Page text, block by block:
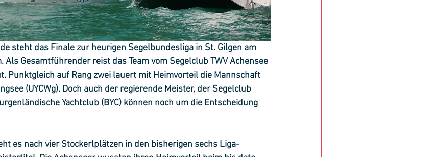
steht das Finale zur heurigen Segelbundesliga in St. Gilgen am
Als Gesamtführender reist das Team vom Segelclub TWV Achensee
Punktgleich auf Rang zwei lauert mit Heimvorteil die Mannschaft
(UYCWg). Doch auch der regierende Meister, der Segelclub
Yachtclub (BYC) können noch um die Entscheidung
es nach vier Stockerlplätzen in den bisherigen sechs Liga-